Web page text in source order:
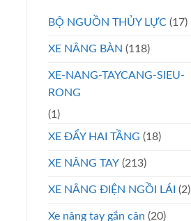
BỘ NGUỒN THỦY LỰC (17)
XE NÂNG BÀN (118)
XE-NANG-TAYCANG-SIEU-
RONG
(1)
XE ĐẨY HAI TẦNG (18)
XE NÂNG TAY (213)
XE NÂNG ĐIỆN NGỒI LÁI (2)
Xe nâng tay gắn cân (20)